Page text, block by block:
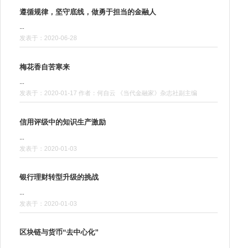
遵循规律，坚守底线，做勇于担当的金融人
...
发表于：2020-06-28
梅花香自苦寒来
...
发表于：2020-01-17 作者：何自云 《当代金融家》杂志社副主编
信用评级中的知识生产激励
发表于：2020-01-03
银行理财转型升级的挑战
发表于：2020-01-03
区块链与货币“去中心化”